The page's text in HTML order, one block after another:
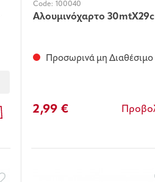
Code: 100040
Αλουμινόχαρτο
Προσωρινά μη Διαθέσιμο
2,99 €